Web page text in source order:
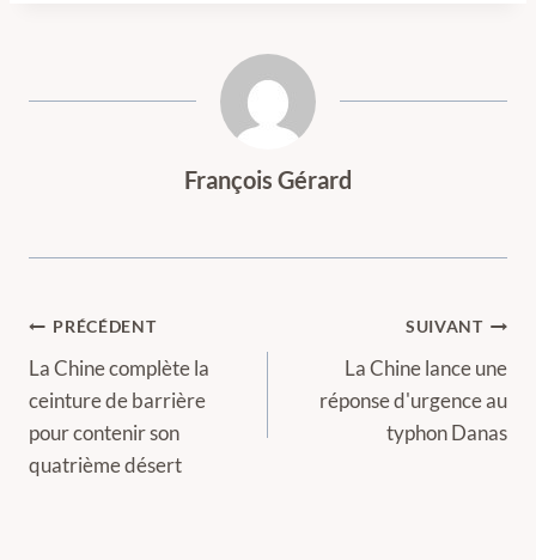
François Gérard
Navigation
de
l’article
PRÉCÉDENT
La Chine complète la
ceinture de barrière
pour contenir son
quatrième désert
SUIVANT
La Chine lance une
réponse d'urgence au
typhon Danas